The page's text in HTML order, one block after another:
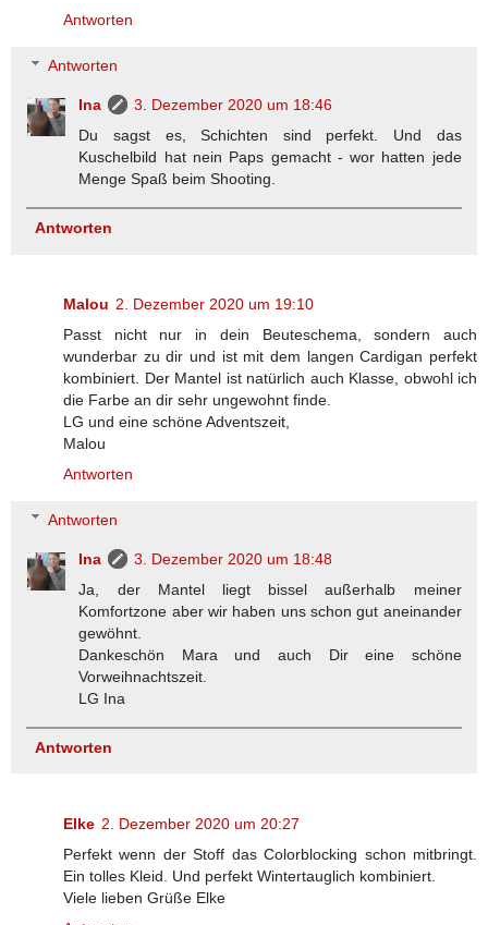
Antworten
Antworten
Ina
3. Dezember 2020 um 18:46
Du sagst es, Schichten sind perfekt. Und das
Kuschelbild hat nein Paps gemacht - wor hatten jede
Menge Spaß beim Shooting.
Antworten
Malou 2. Dezember 2020 um 19:10
Passt nicht nur in dein Beuteschema, sondern auch
wunderbar zu dir und ist mit dem langen Cardigan perfekt
kombiniert. Der Mantel ist natürlich auch Klasse, obwohl ich
die Farbe an dir sehr ungewohnt finde.
LG und eine schöne Adventszeit,
Malou
Antworten
Antworten
Ina
3. Dezember 2020 um 18:48
Ja, der Mantel liegt bissel außerhalb meiner
Komfortzone aber wir haben uns schon gut aneinander
gewöhnt.
Dankeschön Mara und auch Dir eine schöne
Vorweihnachtszeit.
LG Ina
Antworten
Elke 2. Dezember 2020 um 20:27
Perfekt wenn der Stoff das Colorblocking schon mitbringt.
Ein tolles Kleid. Und perfekt Wintertauglich kombiniert.
Viele lieben Grüße Elke